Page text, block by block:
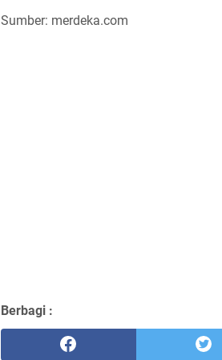
Sumber: merdeka.com
Berbagi :